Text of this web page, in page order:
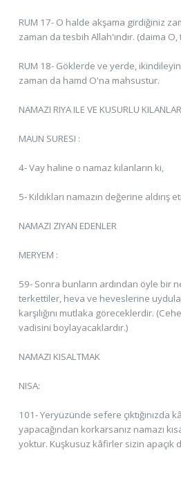
RUM 17- O halde akşama girdiğiniz
zaman da tesbih Allah'ındır. (daima
RUM 18- Göklerde ve yerde,
zaman da hamd O'na mahsustur.
NAMAZI RIYA ILE VE KUSURLU KILANLAR
MAUN SURESI :
4- Vay haline o namaz kılanların ki,
5- Kıldıkları namazın değerine aldırış
NAMAZI ZIYAN EDENLER
MERYEM :
59- Sonra bunların ardından öyle bir
terkettiler, heva ve heveslerine
karşılığını mutlaka göreceklerdir.
vadisini boylayacaklardır.)
NAMAZI KISALTMAK
NISA:
101- Yeryüzünde sefere çıktığınızda
yapacağından korkarsanız namazı
yoktur. Kuşkusuz kâfirler sizin apaçık